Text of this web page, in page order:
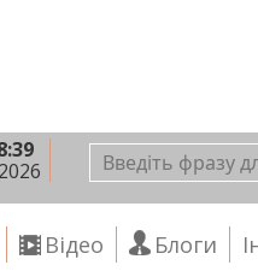
Відео Блоги